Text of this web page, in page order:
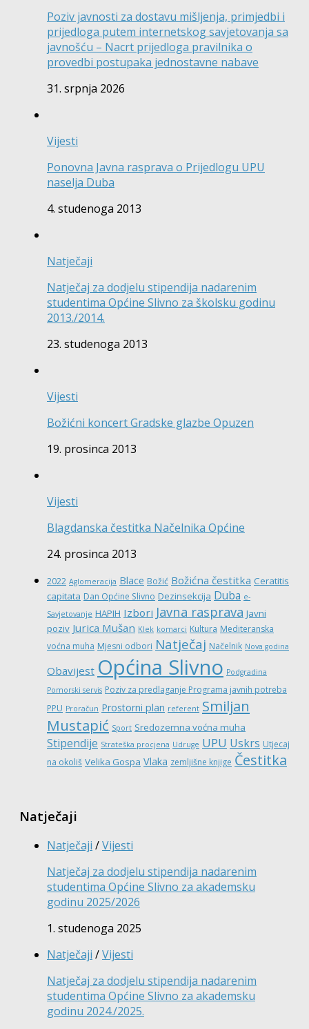
Poziv javnosti za dostavu mišljenja, primjedbi i
prijedloga putem internetskog savjetovanja sa
javnošću – Nacrt prijedloga pravilnika o
provedbi postupaka jednostavne nabave
31. srpnja 2026
Vijesti
Ponovna Javna rasprava o Prijedlogu UPU
naselja Duba
4. studenoga 2013
Natječaji
Natječaj za dodjelu stipendija nadarenim
studentima Općine Slivno za školsku godinu
2013./2014.
23. studenoga 2013
Vijesti
Božićni koncert Gradske glazbe Opuzen
19. prosinca 2013
Vijesti
Blagdanska čestitka Načelnika Općine
24. prosinca 2013
2022 Aglomeracija Blace Božić Božićna čestitka Ceratitis
capitata Dan Općine Slivno Dezinsekcija Duba e-
Savjetovanje HAPIH Izbori Javna rasprava Javni
poziv Jurica Mušan Klek komarci Kultura Mediteranska
voćna muha Mjesni odbori Natječaj Načelnik Nova godina
Obavijest Općina Slivno Podgradina
Pomorski servis Poziv za predlaganje Programa javnih potreba
PPU Proračun Prostorni plan referent Smiljan
Mustapić Sport Sredozemna voćna muha
Stipendije Strateška procjena Udruge UPU Uskrs Utjecaj
na okoliš Velika Gospa Vlaka zemljišne knjige Čestitka
Natječaji
Natječaji /Vijesti
Natječaj za dodjelu stipendija nadarenim
studentima Općine Slivno za akademsku
godinu 2025/2026
1. studenoga 2025
Natječaji /Vijesti
Natječaj za dodjelu stipendija nadarenim
studentima Općine Slivno za akademsku
godinu 2024./2025.